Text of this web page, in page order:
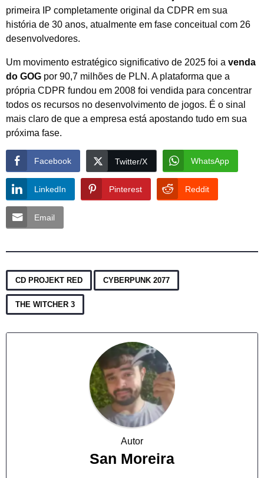
primeira IP completamente original da CDPR em sua
história de 30 anos, atualmente em fase conceitual com 26
desenvolvedores.
Um movimento estratégico significativo de 2025 foi a venda
do GOG por 90,7 milhões de PLN. A plataforma que a
própria CDPR fundou em 2008 foi vendida para concentrar
todos os recursos no desenvolvimento de jogos. É o sinal
mais claro de que a empresa está apostando tudo em sua
próxima fase.
Facebook Twitter/X WhatsApp
LinkedIn Pinterest Reddit
Email
CD PROJEKT RED CYBERPUNK 2077
THE WITCHER 3
Autor
San Moreira